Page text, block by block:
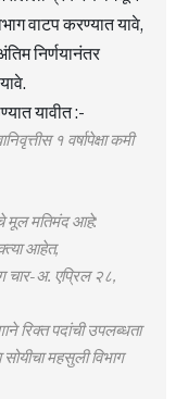
वाटप करण्यात यावे,
निर्णयानंतर
यावीत :-
१ वर्षापेक्षा कमी
मूल मतिमंद आहे:
आहेत,
चार-अ. एप्रिल २८,
रिक्त पदांची उपलब्धता
महसुली विभाग